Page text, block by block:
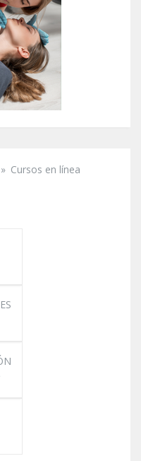
» Cursos en línea